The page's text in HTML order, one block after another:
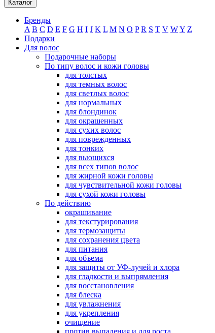
Каталог
Бренды
A B C D E F G H I J K L M N O P R S T V WY Z
Подарки
Для волос
Подарочные наборы
По типу волос и кожи головы
для толстых
для темных волос
для светлых волос
для нормальных
для блондинок
для окрашенных
для сухих волос
для поврежденных
для тонких
для вьющихся
для всех типов волос
для жирной кожи головы
для чувствительной кожи головы
для сухой кожи головы
По действию
окрашивание
для текстурирования
для термозащиты
для сохранения цвета
для питания
для объема
для защиты от УФ-лучей и хлора
для гладкости и выпрямления
для восстановления
для блеска
для увлажнения
для укрепления
очищение
против выпадения и для роста